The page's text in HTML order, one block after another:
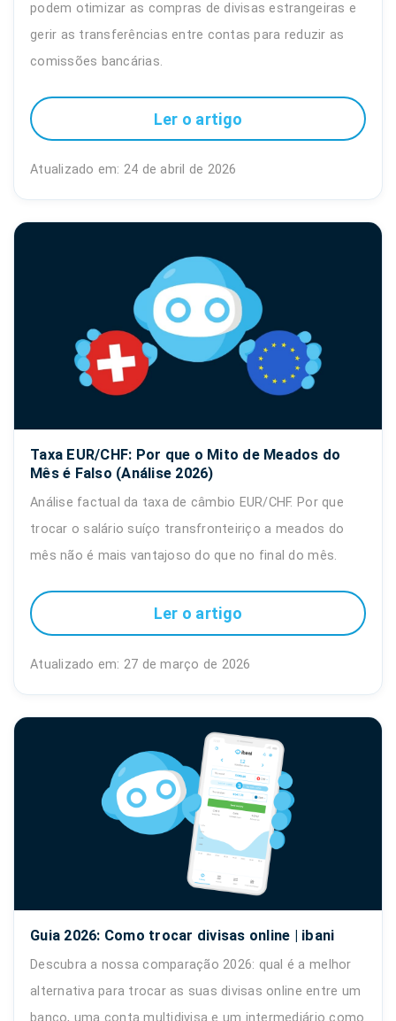
podem otimizar as compras de divisas estrangeiras e
gerir as transferências entre contas para reduzir as
comissões bancárias.
Ler o artigo
Atualizado em: 24 de abril de 2026
Taxa EUR/CHF: Por que o Mito de Meados do
Mês é Falso (Análise 2026)
Análise factual da taxa de câmbio EUR/CHF. Por que
trocar o salário suíço transfronteiriço a meados do
mês não é mais vantajoso do que no final do mês.
Ler o artigo
Atualizado em: 27 de março de 2026
Guia 2026: Como trocar divisas online | ibani
Descubra a nossa comparação 2026: qual é a melhor
alternativa para trocar as suas divisas online entre um
banco, uma conta multidivisa e um intermediário como